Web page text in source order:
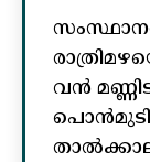
വൻ
പൊൻമുടി